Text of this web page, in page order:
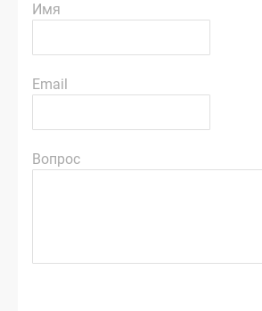
Имя
Email
Вопрос